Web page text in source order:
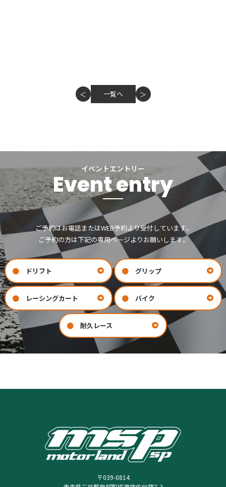
＜ 一覧へ ＞
イベントエントリー
Event entry
ご予約はお電話またはWEB予約より受付しています。
ご予約の方は下記の専用ページよりお願いします。
ドリフト グリップ
レーシングカート バイク
耐久レース
お問い合わせ
会社案内
〒039-0814